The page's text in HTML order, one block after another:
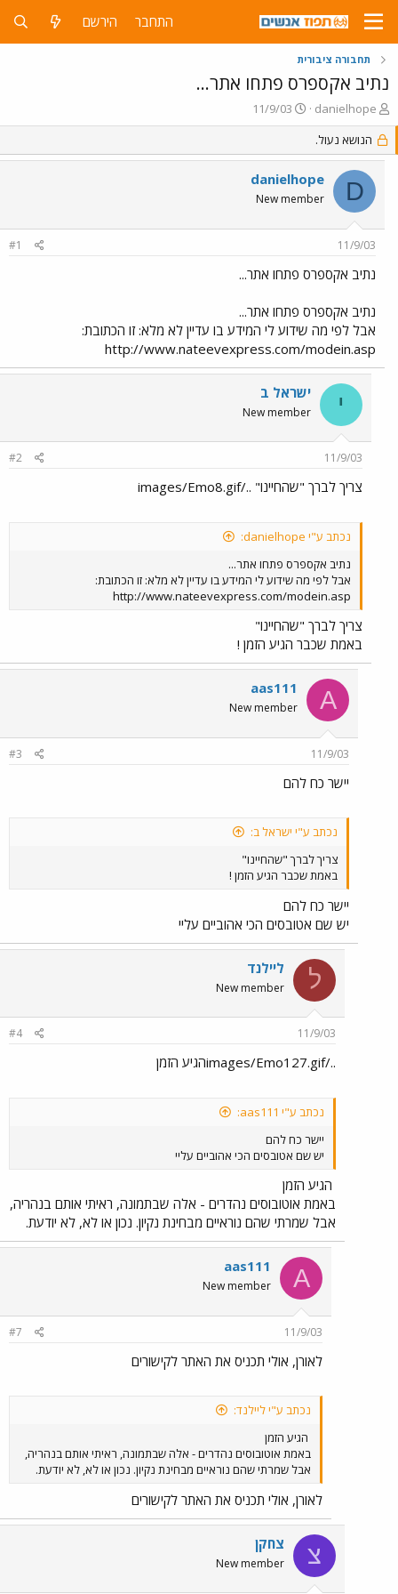
התחבר הירשם
תחבורה ציבורית
נתיב אקספרס פתחו אתר...
פ
ו
ת
ח
נ
danielhope
פ
ו
ס
ם
ב
ת
ך
11/9/03
הנושא נעול.
D
danielhope
New member
11/9/03
#1
נתיב אקספרס פתחו אתר...
נתיב אקספרס פתחו אתר...
אבל לפי מה שידוע לי המידע בו עדיין לא מלא: זו הכתובת:
http://www.nateevexpress.com/modein.asp
י ישראל ב
New member
11/9/03
#2
צריך לברך "שהחיינו" ../images/Emo8.gif
נכתב ע"י danielhope:
נתיב אקספרס פתחו אתר...
אבל לפי מה שידוע לי המידע בו עדיין לא מלא: זו הכתובת:
http://www.nateevexpress.com/modein.asp
צריך לברך "שהחיינו"
באמת שכבר הגיע הזמן !
A
aas111
New member
11/9/03
#3
יישר כח להם
נכתב ע"י ישראל ב:
צריך לברך "שהחיינו"
באמת שכבר הגיע הזמן !
יישר כח להם
יש שם אטובסים הכי אהוביים עליי
ל ליילנד
New member
11/9/03
#4
../images/Emo127.gifהגיע הזמן
נכתב ע"י aas111:
יישר כח להם
יש שם אטובסים הכי אהוביים עליי
הגיע הזמן
באמת אוטובוסים נהדרים - אלה שבתמונה, ראיתי אותם בנהריה,
אבל שמרתי שהם נוראיים מבחינת נקיון. נכון או לא, לא יודעת.
A
aas111
New member
11/9/03
#7
לאורן, אולי תכניס את האתר לקישורים
נכתב ע"י ליילנד:
הגיע הזמן
באמת אוטובוסים נהדרים - אלה שבתמונה, ראיתי אותם בנהריה,
אבל שמרתי שהם נוראיים מבחינת נקיון. נכון או לא, לא יודעת.
לאורן, אולי תכניס את האתר לקישורים
צ צחקן
New member